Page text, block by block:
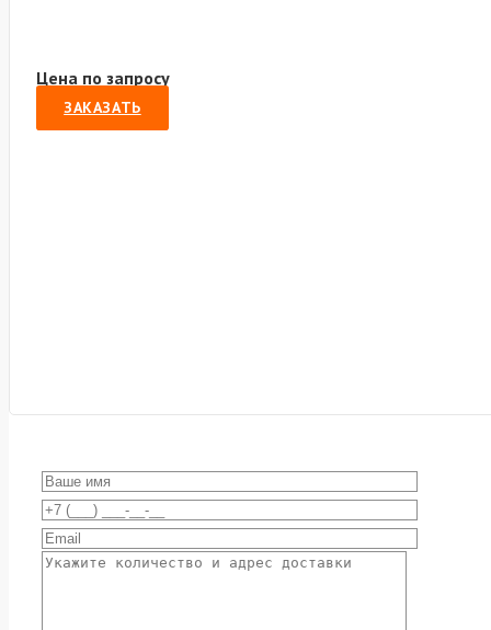
Цена по запросу
ЗАКАЗАТЬ